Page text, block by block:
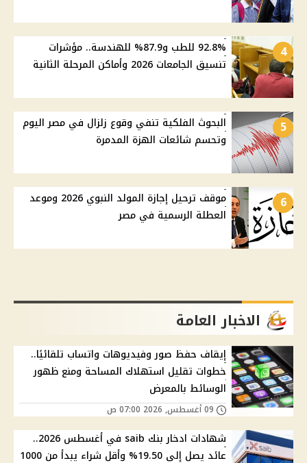
4
92.8% للطب و87.9% للهندسة.. مؤشرات
تنسيق الجامعات 2026 وأماكن المرحلة الثانية
5
البحوث الفلكية تنفي وقوع زلزال في مصر اليوم
وتحسم شائعات الهزة المدمرة
6
موقف ترحيل إجازة المولد النبوي 2026 وموعد
العطلة الرسمية في مصر
الاخبار العامة
إيقاف حفظ صور وفيديوهات واتساب تلقائيًا..
خطوات تقليل استهلاك المساحة ومنع ظهور
الوسائط بالمعرض
شهادات ادخار بنك saib في أغسطس 2026..
عائد يصل إلى 19.50% وأقل شراء يبدأ من 1000